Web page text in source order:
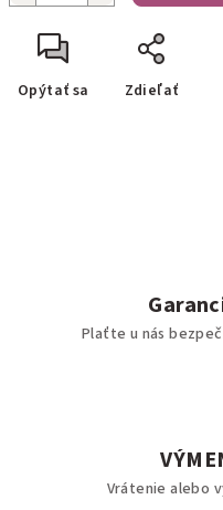
Opýtať sa Zdieľať
Plaťte u nás
Vrátenie alebo